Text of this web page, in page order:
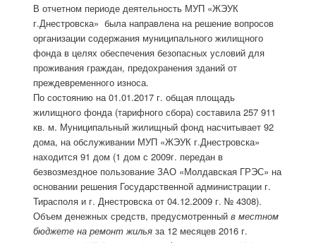
В отчетном периоде деятельность МУП «ЖЭУК
г.Днестровска» была направлена на решение вопросов
организации содержания муниципального жилищного
фонда в целях обеспечения безопасных условий для
проживания граждан, предохранения зданий от
преждевременного износа.
По состоянию на 01.01.2017 г. общая площадь
жилищного фонда (тарифного сбора) составила 257 911
кв. м. Муниципальный жилищный фонд насчитывает 92
дома, на обслуживании МУП «ЖЭУК г.Днестровска»
находится 91 дом (1 дом с 2009г. передан в
безвозмездное пользование ЗАО «Молдавская ГРЭС» на
основании решения Государственной администрации г.
Тирасполя и г. Днестровска от 04.12.2009 г. № 4308).
Объем денежных средств, предусмотренныйв местном
бюджете на ремонт жилья за 12 месяцев 2016 г.